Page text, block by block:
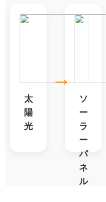
太
陽
光
→
ソ
ー
ラ
ー
パ
ネ
ル